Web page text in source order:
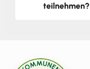
teilnehmen?